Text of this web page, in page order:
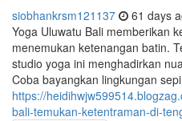
siobhankrsm121137 61 days
Yoga Uluwatu Bali memberikan
menemukan ketenangan batin.
studio yoga ini menghadirkan
Coba bayangkan lingkungan
https://
bali-temukan-ketentraman-di-